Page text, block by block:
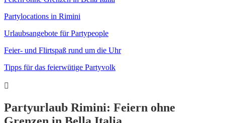
Partylocations in Rimini
Urlaubsangebote für Partypeople
Feier- und Flirtspaß rund um die Uhr
Tipps für das feierwütige Partyvolk
Partyurlaub Rimini: Feiern ohne